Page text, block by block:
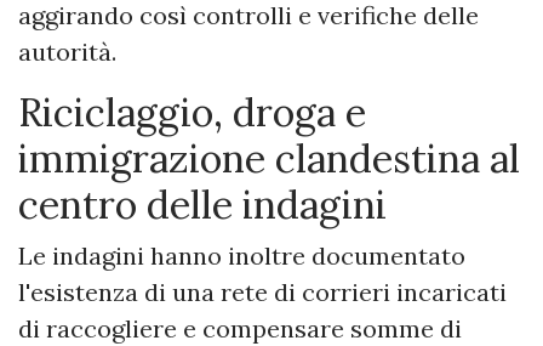
aggirando così controlli e verifiche delle
autorità.
Riciclaggio, droga e
immigrazione clandestina al
centro delle indagini
Le indagini hanno inoltre documentato
l'esistenza di una rete di corrieri incaricati
di raccogliere e compensare somme di